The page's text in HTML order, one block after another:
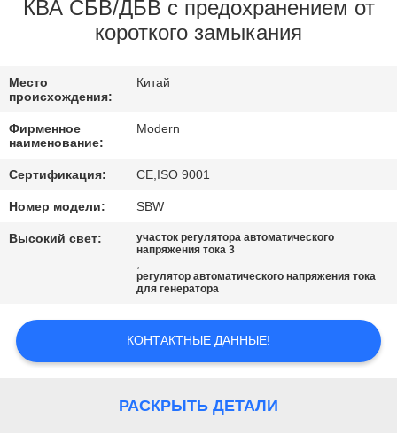
КАЧЕСТВА
МЫ
СПРОСИТЕ
ЦИТАТУ
COMPANY
КАРТА
САЙТА
КВА СБВ/ДБВ с предохранением от
короткого замыкания
Место
происхождения:
Китай
Фирменное
наименование:
Modern
Сертификация: CE,ISO 9001
Номер модели: SBW
Высокий свет:
участок регулятора автоматического
напряжения тока 3
,
регулятор автоматического напряжения тока
для генератора
КОНТАКТНЫЕ ДАННЫЕ!
РАСКРЫТЬ ДЕТАЛИ